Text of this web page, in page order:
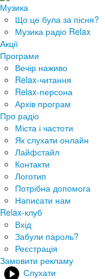
Музика
Що це була за пісня?
Музика радіо Relax
Акції
Програми
Вечір наживо
Relax-читання
Relax-персона
Архів програм
Про радіо
Міста і частоти
Як слухати онлайн
Лайфстайл
Контакти
Логотип
Потрібна допомога
Написати нам
Relax-клуб
Вхід
Забули пароль?
Реєстрація
Замовити рекламу
Слухати